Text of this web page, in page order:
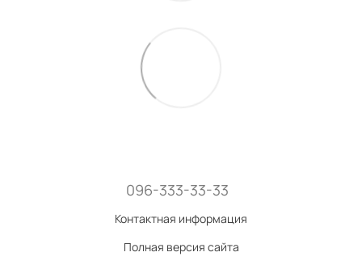
096-333-33-33
Контактная информация
Полная версия сайта